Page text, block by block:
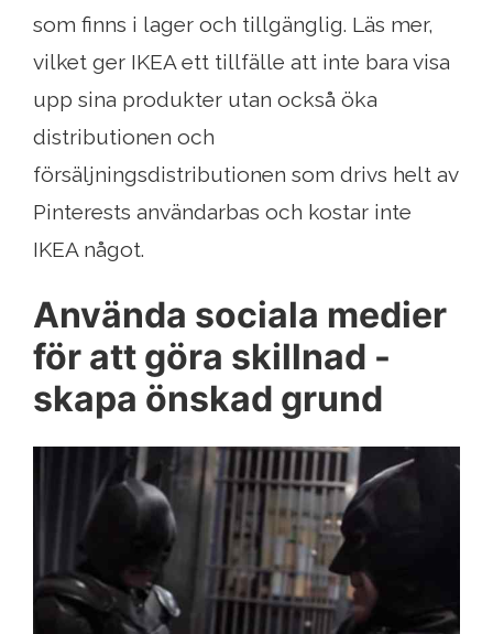
som finns i lager och tillgänglig. Läs mer,
vilket ger IKEA ett tillfälle att inte bara visa
upp sina produkter utan också öka
distributionen och
försäljningsdistributionen som drivs helt av
Pinterests användarbas och kostar inte
IKEA något.
Använda sociala medier
för att göra skillnad -
skapa önskad grund